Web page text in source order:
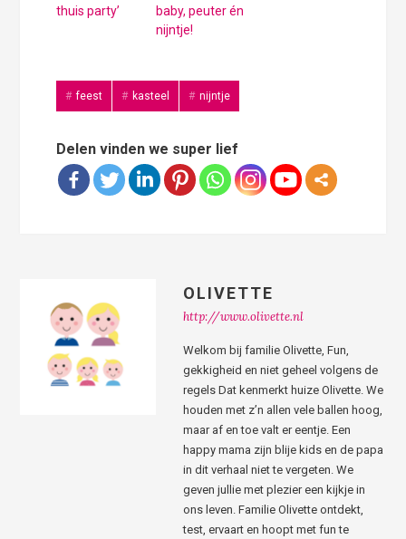
thuis party’
baby, peuter én
nijntje!
feest kasteel nijntje
Delen vinden we super lief
OLIVETTE
http://www.olivette.nl
Welkom bij familie Olivette, Fun,
gekkigheid en niet geheel volgens de
regels Dat kenmerkt huize Olivette. We
houden met z’n allen vele ballen hoog,
maar af en toe valt er eentje. Een
happy mama zijn blije kids en de papa
in dit verhaal niet te vergeten. We
geven jullie met plezier een kijkje in
ons leven. Familie Olivette ontdekt,
test, ervaart en hoopt met fun te